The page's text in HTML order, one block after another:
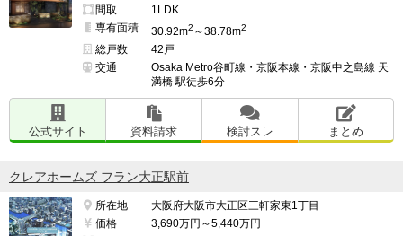
間取
1LDK
専有面積
30.92m2 ～38.78m2
総戸数
42戸
交通
Osaka Metro谷町線・京阪本線・京阪中之島線 天
満橋 駅徒歩6分
公式サイト 資料請求 検討スレ まとめ
クレアホームズ フラン大正駅前
所在地
大阪府大阪市大正区三軒家東1丁目
価格
3,690万円～5,440万円